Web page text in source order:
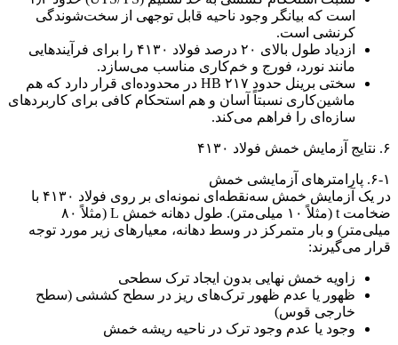
است که بیانگر وجود ناحیه قابل توجهی از سخت‌شوندگی
کرنشی است.
ازدیاد طول بالای ۲۰ درصد فولاد ۴۱۳۰ را برای فرآیندهایی
مانند نورد، فورج و خم‌کاری مناسب می‌سازد.
سختی برینل حدود ۲۱۷ HB در محدوده‌ای قرار دارد که هم
ماشین‌کاری نسبتاً آسان و هم استحکام کافی برای کاربردهای
سازه‌ای را فراهم می‌کند.
۶. نتایج آزمایش خمش فولاد ۴۱۳۰
۶-۱. پارامترهای آزمایشی خمش
در یک آزمایش خمش سه‌نقطه‌ای نمونه‌ای بر روی فولاد ۴۱۳۰ با
ضخامت t (مثلاً ۱۰ میلی‌متر). طول دهانه خمش L (مثلاً ۸۰
میلی‌متر) و بار متمرکز در وسط دهانه، معیارهای زیر مورد توجه
قرار می‌گیرند:
زاویه خمش نهایی بدون ایجاد ترک سطحی
ظهور یا عدم ظهور ترک‌های ریز در سطح کششی (سطح
خارجی قوس)
وجود یا عدم وجود ترک در ناحیه ریشه خمش